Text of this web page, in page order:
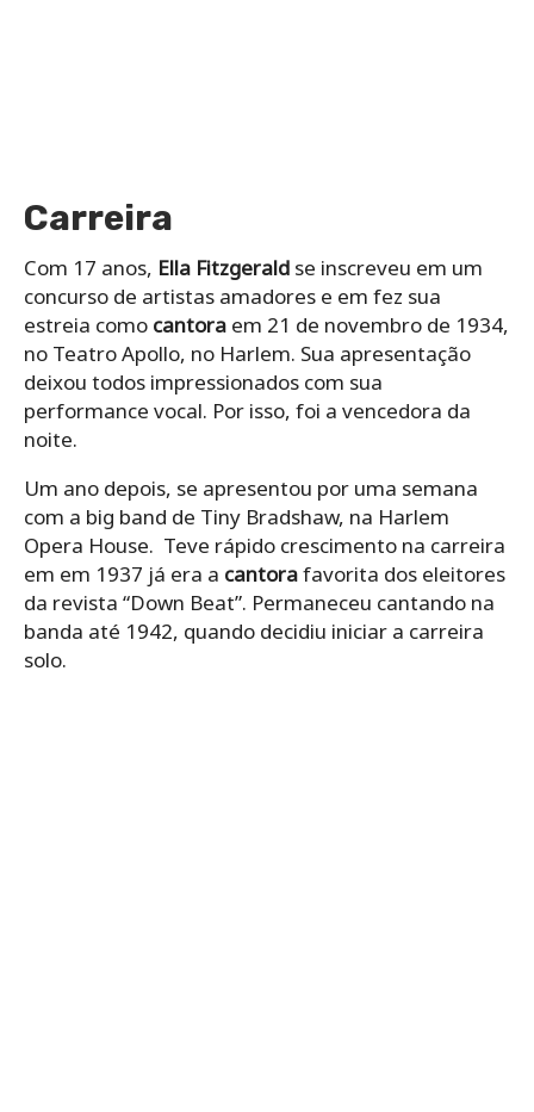
Carreira
Com 17 anos, Ella Fitzgerald se inscreveu em um
concurso de artistas amadores e em fez sua
estreia como cantora em 21 de novembro de 1934,
no Teatro Apollo, no Harlem. Sua apresentação
deixou todos impressionados com sua
performance vocal. Por isso, foi a vencedora da
noite.
Um ano depois, se apresentou por uma semana
com a big band de Tiny Bradshaw, na Harlem
Opera House. Teve rápido crescimento na carreira
em em 1937 já era a cantorafavorita dos eleitores
da revista “Down Beat”. Permaneceu cantando na
banda até 1942, quando decidiu iniciar a carreira
solo.